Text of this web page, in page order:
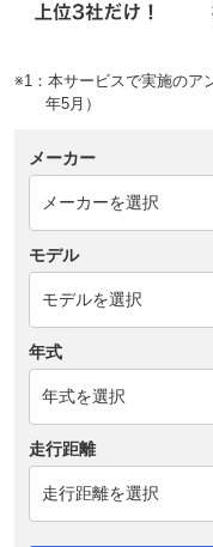
※1：本サービスで実施のア
年5月）
メーカー
モデル
年式
走行距離